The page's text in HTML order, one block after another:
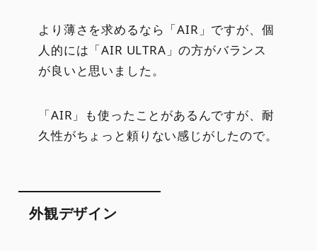
より薄さを求めるなら「AIR」ですが、個
人的には「AIR ULTRA」の方がバランス
が良いと思いました。
「AIR」も使ったことがあるんですが、耐
久性がちょっと頼りない感じがしたので。
外観デザイン